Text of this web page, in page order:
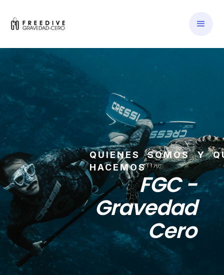
QUIENES SOMOS Y
HACEMOS
FGC -
Gravedad
Cero